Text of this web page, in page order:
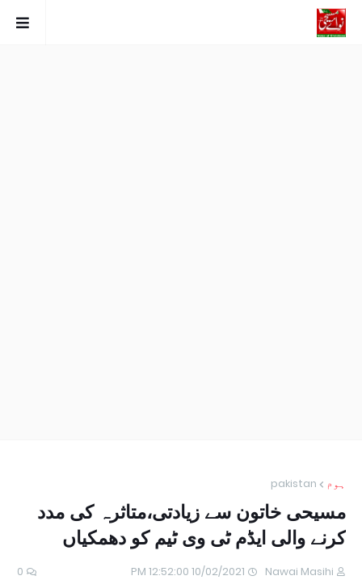
ہوم pakistan
مسیحی خاتون سے زیادتی،متاثرہ کی مدد
کرنے والی ایڈم ٹی وی ٹیم کو دھمکیاں
Nawai Masihi
10/02/2021 12:52:00 PM
0